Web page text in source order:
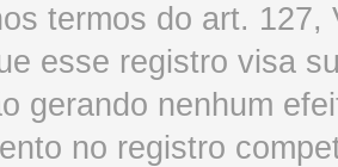
termos do art.
esse registro visa
gerando nenhum
no registro